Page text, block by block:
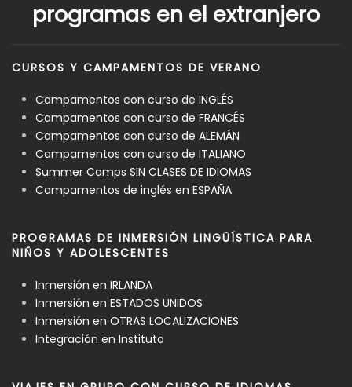
programas en el extranjero
CURSOS Y CAMPAMENTOS DE VERANO
Campamentos con curso de INGLÉS
Campamentos con curso de FRANCÉS
Campamentos con curso de ALEMÁN
Campamentos con curso de ITALIANO
Summer Camps SIN CLASES DE IDIOMAS
Campamentos de inglés en ESPAÑA
PROGRAMAS DE INMERSIÓN LINGÜÍSTICA PARA
NIÑOS Y ADOLESCENTES
Inmersión en IRLANDA
Inmersión en ESTADOS UNIDOS
Inmersión en OTRAS LOCALIZACIONES
Integración en Instituto